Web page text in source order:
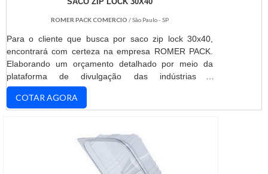
ROMER PACK COMERCIO/ São Paulo - SP
Para o cliente que busca por saco zip lock 30x40,
encontrará com certeza na empresa ROMER PACK.
Elaborando um orçamento detalhado por meio da
plataforma de divulgação das indústrias e
conhecendo a maior referência no mercado em seu
proprio segmento.ALGUNS DETALHES SOBRE SACO
ROMER PACK. Uma empresa com alto know-how em
anticorrosivo e plano de a...
COTAR AGORA